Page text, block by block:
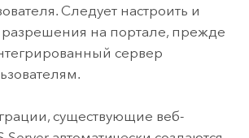
Следует настроить и
разрешения на портале, прежде
сервер
существующие веб-